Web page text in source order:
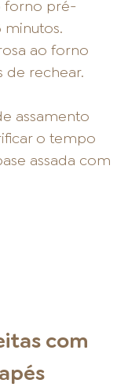
forno pré-
minutos.
ao forno
de rechear.
assamento
o tempo
assada com
com